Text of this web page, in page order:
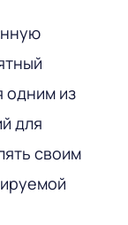
одним из
для
своим